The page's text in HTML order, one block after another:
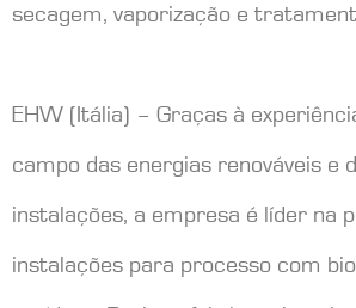
secagem, vaporização e
EHW (Itália) – Graças à
campo das energias renováveis e
instalações, a empresa é líder na
instalações para processo com